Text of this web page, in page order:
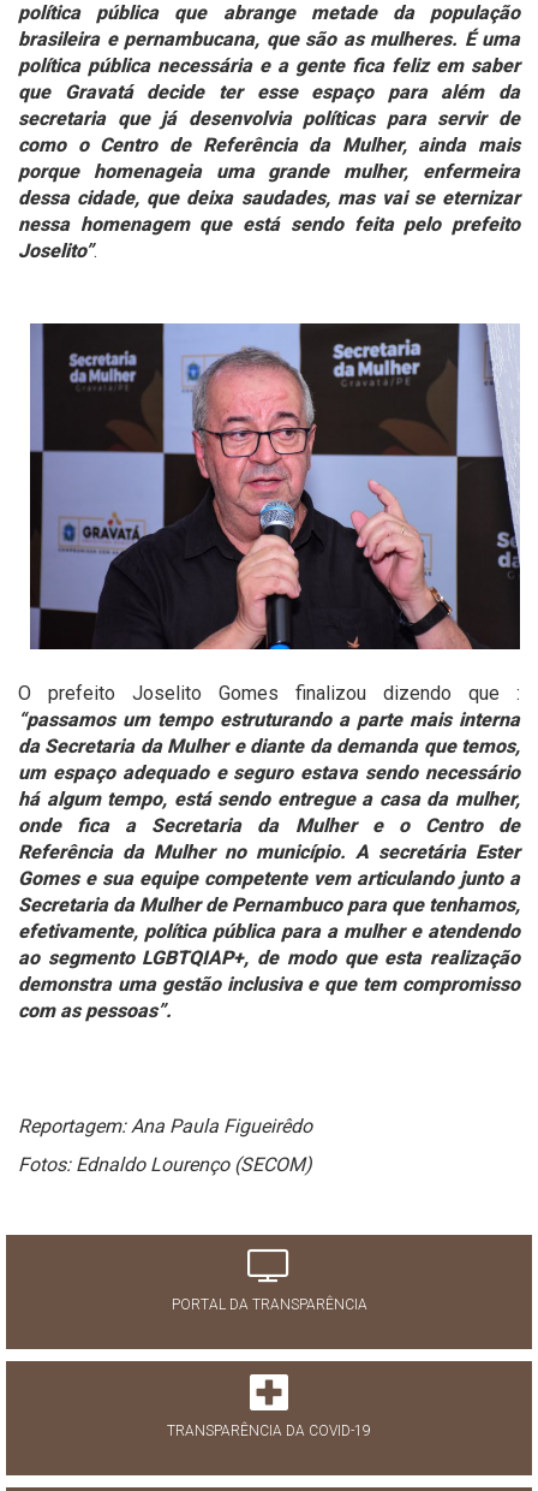
política pública que abrange metade da população
brasileira e pernambucana, que são as mulheres. É uma
política pública necessária e a gente fica feliz em saber
que Gravatá decide ter esse espaço para além da
secretaria que já desenvolvia políticas para servir de
como o Centro de Referência da Mulher, ainda mais
porque homenageia uma grande mulher, enfermeira
dessa cidade, que deixa saudades, mas vai se eternizar
nessa homenagem que está sendo feita pelo prefeito
Joselito”.
O prefeito Joselito Gomes finalizou dizendo que :
“passamos um tempo estruturando a parte mais interna
da Secretaria da Mulher e diante da demanda que temos,
um espaço adequado e seguro estava sendo necessário
há algum tempo, está sendo entregue a casa da mulher,
onde fica a Secretaria da Mulher e o Centro de
Referência da Mulher no município. A secretária Ester
Gomes e sua equipe competente vem articulando junto a
Secretaria da Mulher de Pernambuco para que tenhamos,
efetivamente, política pública para a mulher e atendendo
ao segmento LGBTQIAP+, de modo que esta realização
demonstra uma gestão inclusiva e que tem compromisso
com as pessoas”.
Reportagem: Ana Paula Figueirêdo
Fotos: Ednaldo Lourenço (SECOM)
PORTAL DA TRANSPARÊNCIA
TRANSPARÊNCIA DA COVID-19